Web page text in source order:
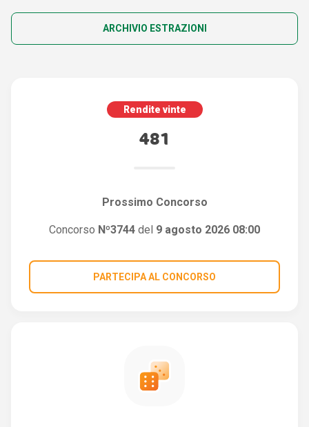
ARCHIVIO ESTRAZIONI
Rendite vinte
481
Prossimo Concorso
Concorso Nº3744 del 9 agosto 2026 08:00
PARTECIPA AL CONCORSO